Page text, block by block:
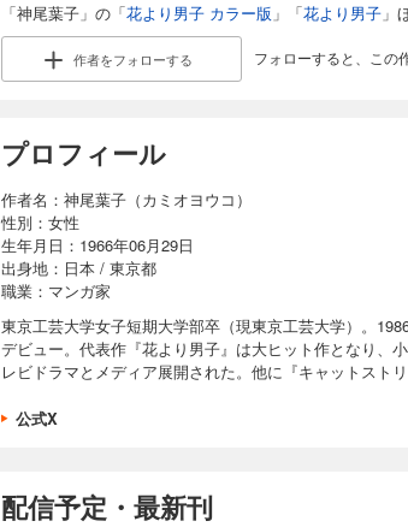
「神尾葉子」の「花より男子 カラー版 」「花より男子 」
作者をフォローする フォローすると、この
プロフィール
作者名：神尾葉子（カミオヨウコ）
性別：女性
生年月日：1966年06月29日
出身地：日本 / 東京都
職業：マンガ家
東京工芸大学女子短期大学部卒（現東京工芸大学）。
デビュー。代表作『花より男子』は大ヒット作となり、
レビドラマとメディア展開された。他に『キャットスト
公式X
配信予定・最新刊